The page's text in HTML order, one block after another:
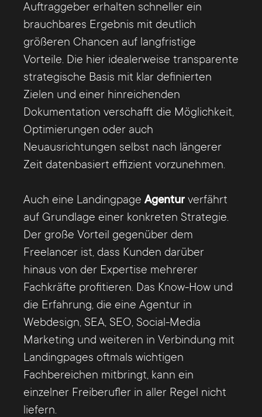
Auftraggeber erhalten schneller ein
brauchbares Ergebnis mit deutlich
größeren Chancen auf langfristige
Vorteile. Die hier idealerweise transparente
strategische Basis mit klar definierten
Zielen und einer hinreichenden
Dokumentation verschafft die Möglichkeit,
Optimierungen oder auch
Neuausrichtungen selbst nach längerer
Zeit datenbasiert effizient vorzunehmen.
Auch eine Landingpage Agentur verfährt
auf Grundlage einer konkreten Strategie.
Der große Vorteil gegenüber dem
Freelancer ist, dass Kunden darüber
hinaus von der Expertise mehrerer
Fachkräfte profitieren. Das Know-How und
die Erfahrung, die eine Agentur in
Webdesign, SEA, SEO, Social-Media
Marketing und weiteren in Verbindung mit
Landingpages oftmals wichtigen
Fachbereichen mitbringt, kann ein
einzelner Freiberufler in aller Regel nicht
liefern.